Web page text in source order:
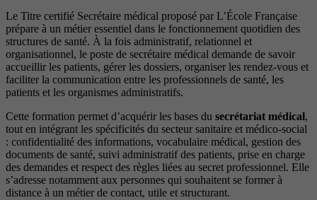
Le Titre certifié Secrétaire médical proposé par L’École Française
prépare à un métier essentiel dans le fonctionnement quotidien des
structures de santé. À la fois administratif, relationnel et
organisationnel, le poste de secrétaire médical demande de savoir
accueillir les patients, gérer les dossiers, organiser les rendez-vous et
faciliter la communication entre les professionnels de santé, les
patients et les organismes administratifs.
Cette formation permet d’acquérir les bases du secrétariat médical,
tout en intégrant les spécificités du secteur sanitaire et médico-social
: confidentialité des informations, vocabulaire médical, gestion des
documents de santé, suivi administratif des patients, prise en charge
des demandes et respect des règles liées au secret professionnel. Elle
s’adresse notamment aux personnes qui souhaitent se former à
distance à un métier de contact, utile et structurant.